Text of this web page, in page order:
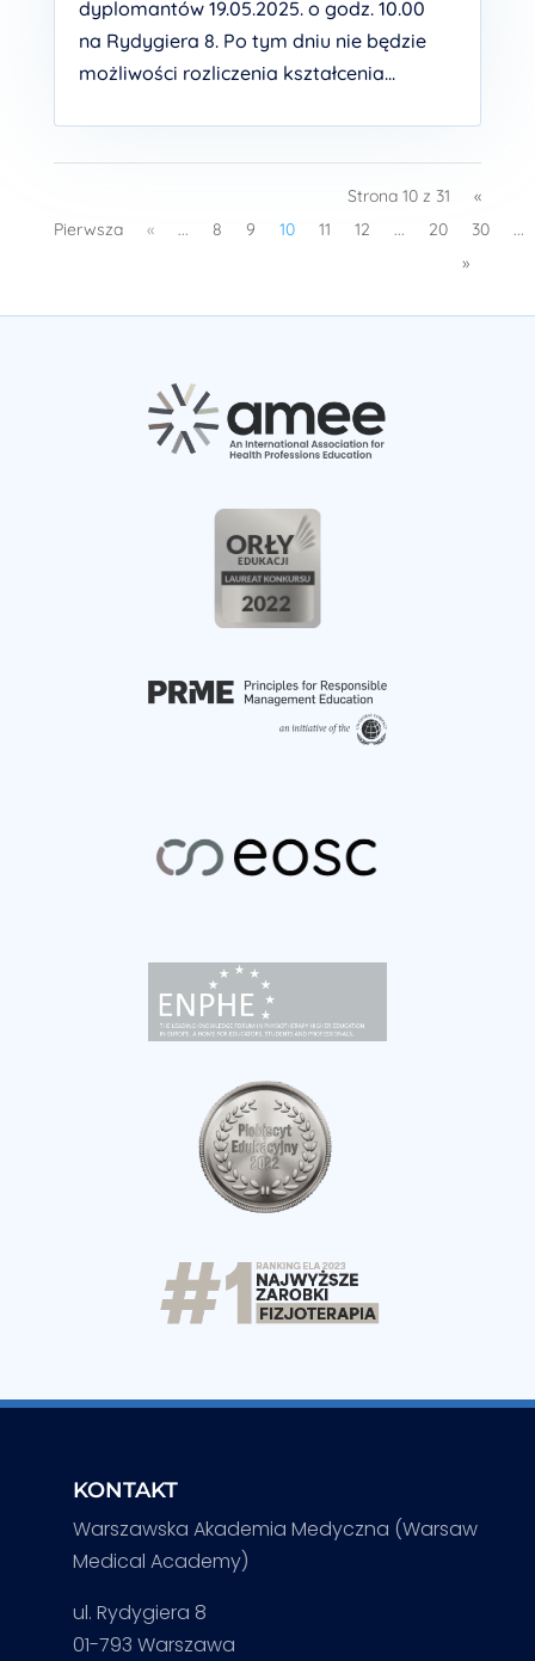
dyplomantów 19.05.2025. o godz. 10.00
na Rydygiera 8. Po tym dniu nie będzie
możliwości rozliczenia kształcenia...
Strona 10 z 31
«
Pierwsza
« ... 8 9 10 11 12 ... 20 30
...
»
KONTAKT
Warszawska Akademia Medyczna (Warsaw
Medical Academy)
ul. Rydygiera 8
01-793 Warszawa